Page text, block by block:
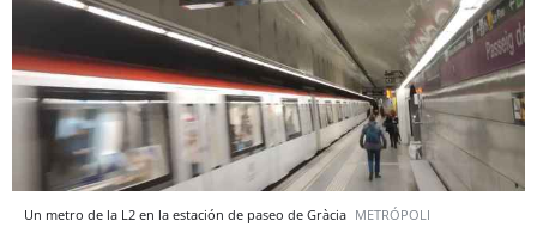
Un metro de la L2 en la estación de paseo de Gràcia METRÓPOLI